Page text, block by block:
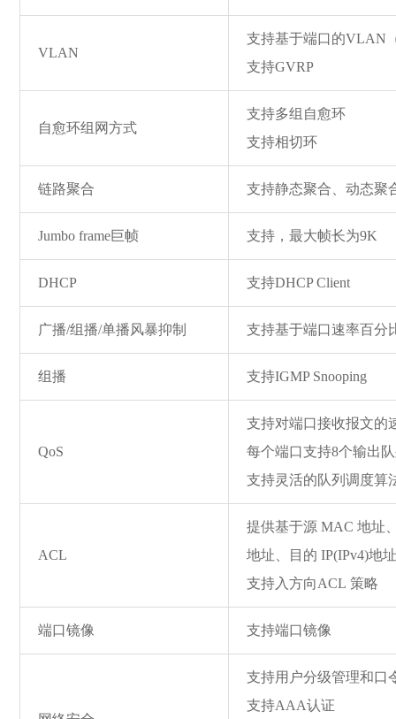
VLAN
支持基于端口的VLAN
支持GVRP
自愈环组网方式
支持多组自愈环
支持相切环
链路聚合 支持静态聚合、动态聚
Jumbo frame巨帧 支持，最大帧长为9K
DHCP 支持DHCP Client
广播/组播/单播风暴抑制 支持基于端口速率百分
组播 支持IGMP Snooping
QoS
支持对端口接收报文的
每个端口支持8个输出
支持灵活的队列调度算
ACL
提供基于源 MAC 地址
地址、目的 IP(IPv4)地
支持入方向ACL 策略
端口镜像 支持端口镜像
支持用户分级管理和口
支持AAA认证